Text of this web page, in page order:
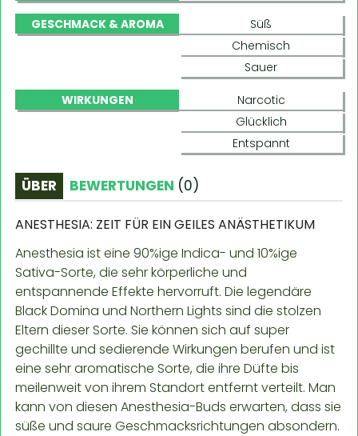
GESCHMACK & AROMA
Süß
Chemisch
Sauer
WIRKUNGEN
Narcotic
Glücklich
Entspannt
ÜBER BEWERTUNGEN (0)
ANESTHESIA: ZEIT FÜR EIN GEILES ANÄSTHETIKUM
Anesthesia ist eine 90%ige Indica- und 10%ige
Sativa-Sorte, die sehr körperliche und
entspannende Effekte hervorruft. Die legendäre
Black Domina und Northern Lights sind die stolzen
Eltern dieser Sorte. Sie können sich auf super
gechillte und sedierende Wirkungen berufen und ist
eine sehr aromatische Sorte, die ihre Düfte bis
meilenweit von ihrem Standort entfernt verteilt. Man
kann von diesen Anesthesia-Buds erwarten, dass sie
süße und saure Geschmacksrichtungen absondern.